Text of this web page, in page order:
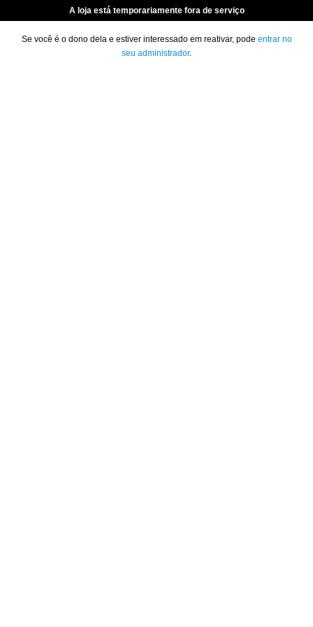
A loja está temporariamente fora de serviço
Se você é o dono dela e estiver interessado em reativar, pode entrar no
seu administrador.